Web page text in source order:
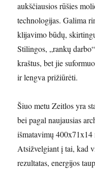
aukščiausios rūšies
technologijas. Galima
klijavimo būdų,
Stilingos, „rankų
kraštus, bet jie
ir lengva prižiūrėti.
Šiuo metu Zeitlos yra
bei pagal naujausias
išmatavimų
Atsižvelgiant į tai, kad
rezultatas, energijos